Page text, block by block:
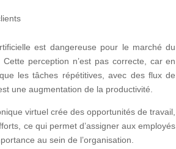
est dangereuse pour le marché du
perception n’est pas correcte, car en
les tâches répétitives, avec des flux de
une augmentation de la productivité.
virtuel crée des opportunités de travail,
ce qui permet d’assigner aux employés
au sein de l’organisation.